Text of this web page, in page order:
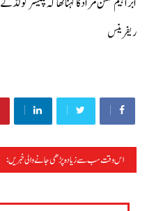
ریفرینس
اس وقت سب سے زیادہ پڑھی جانے والی خبریں :